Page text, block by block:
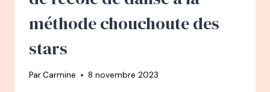
DE
méthode chouchoute des
stars
ParCarmine 8 novembre 2023